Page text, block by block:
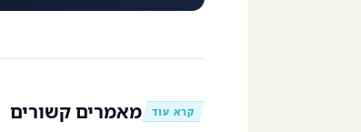
קרא עוד מאמרים קשורים